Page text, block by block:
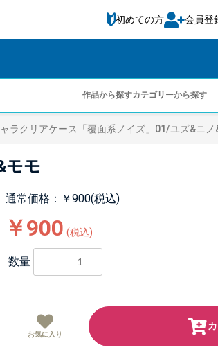
初めての方 会員登
作品から探すカテゴリーから探す
ラクリアケース「覆面系ノイズ」01/ユズ&ニノ
モモ
通常価格：￥900(税込)
￥900 (税込)
お気に入り
数量